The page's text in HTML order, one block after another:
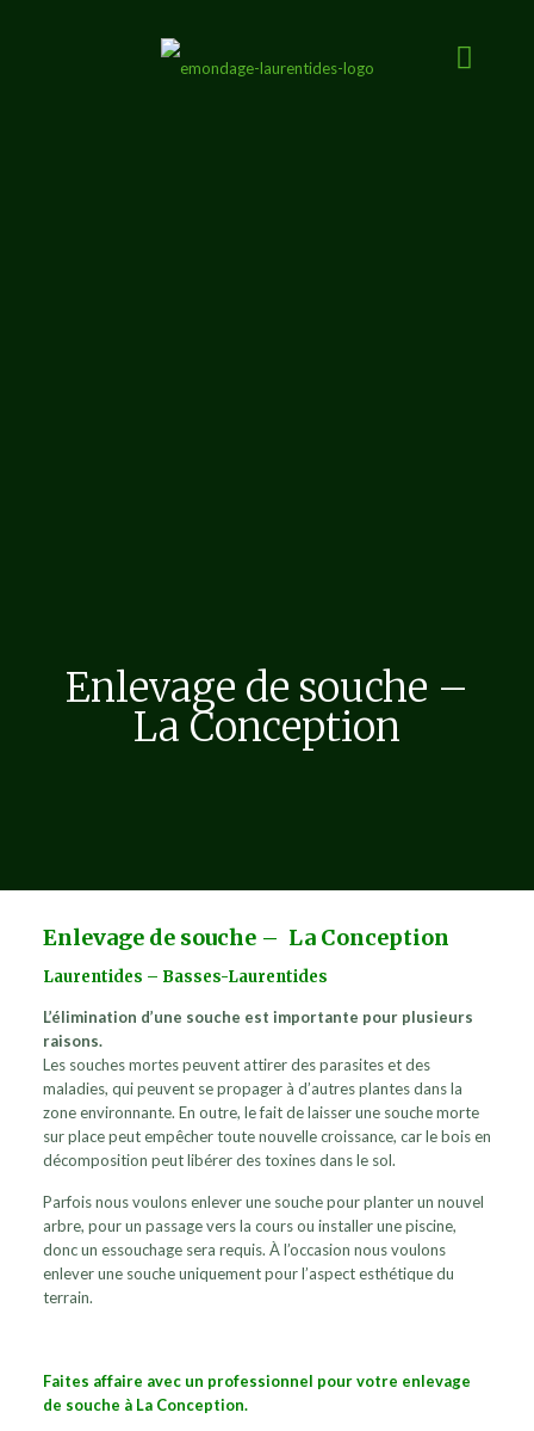
Enlevage de souche –
La Conception
Enlevage de souche – La Conception
Laurentides – Basses-Laurentides
L’élimination d’une souche est importante pour plusieurs
raisons.
Les souches mortes peuvent attirer des parasites et des
maladies, qui peuvent se propager à d’autres plantes dans la
zone environnante. En outre, le fait de laisser une souche morte
sur place peut empêcher toute nouvelle croissance, car le bois en
décomposition peut libérer des toxines dans le sol.
Parfois nous voulons enlever une souche pour planter un nouvel
arbre, pour un passage vers la cours ou installer une piscine,
donc un essouchage sera requis. À l’occasion nous voulons
enlever une souche uniquement pour l’aspect esthétique du
terrain.
Faites affaire avec un professionnel pour votre enlevage
de souche à La Conception.